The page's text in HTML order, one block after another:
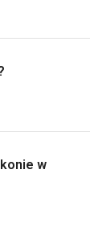
w